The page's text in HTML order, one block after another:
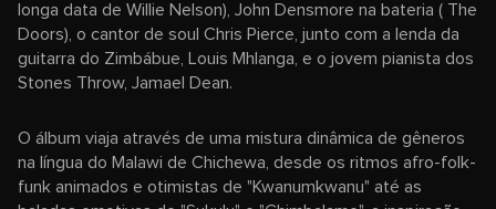
longa data de Willie Nelson), John Densmore na bateria ( The
Doors), o cantor de soul Chris Pierce, junto com a lenda da
guitarra do Zimbábue, Louis Mhlanga, e o jovem pianista dos
Stones Throw, Jamael Dean.
O álbum viaja através de uma mistura dinâmica de gêneros
na língua do Malawi de Chichewa, desde os ritmos afro-folk-
funk animados e otimistas de "Kwanumkwanu" até as